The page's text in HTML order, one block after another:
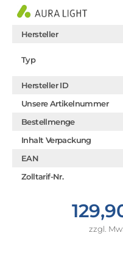
Hersteller
Typ
Hersteller ID
Unsere Artikelnummer
Bestellmenge
Inhalt Verpackung
EAN
Zolltarif-Nr.
zzgl.